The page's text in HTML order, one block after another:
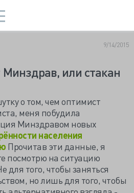
9/14/2015
или стакан
о том, чем оптимист
меня побудила
Минздравом новых
населения
Прочитав эти данные, я
посмотрю на ситуацию
для того, чтобы заняться
но лишь для того, чтобы